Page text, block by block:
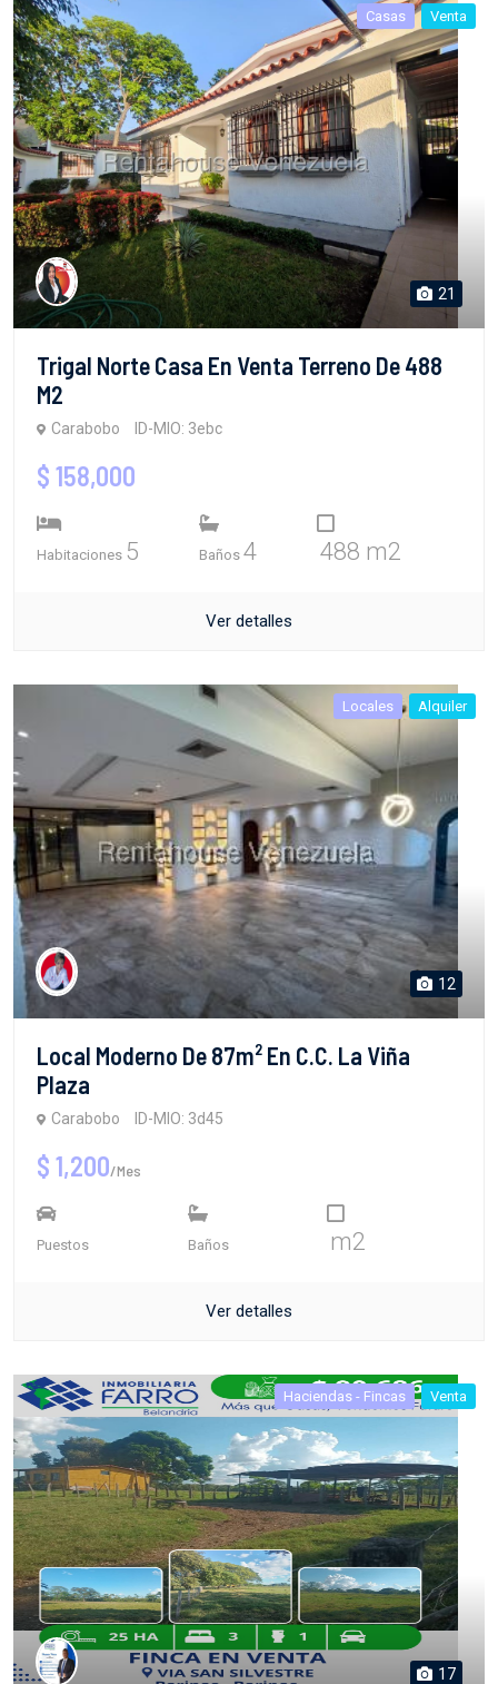
Casas Venta
21
Trigal Norte Casa En Venta Terreno De 488
M2
Carabobo ID-MIO: 3ebc
$ 158,000
Habitaciones 5 Baños 4 488 m2
Ver detalles
Locales Alquiler
12
Local Moderno De 87m² En C.C. La Viña
Plaza
Carabobo ID-MIO: 3d45
$ 1,200/Mes
Puestos Baños m2
Ver detalles
Haciendas - Fincas Venta
17